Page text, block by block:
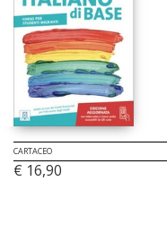
CARTACEO
€ 16,90